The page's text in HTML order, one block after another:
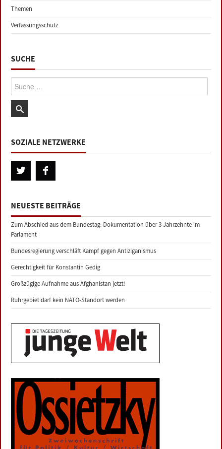
Themen
Verfassungsschutz
SUCHE
Suche:
SOZIALE NETZWERKE
NEUESTE BEITRÄGE
Zum Abschied aus dem Bundestag: Dokumentation über 3 Jahrzehnte im
Parlament
Bundesregierung verschläft Kampf gegen Antiziganismus
Gerechtigkeit für Konstantin Gedig
Großzügige Aufnahme aus Afghanistan jetzt!
Ruhrgebiet darf kein NATO-Standort werden